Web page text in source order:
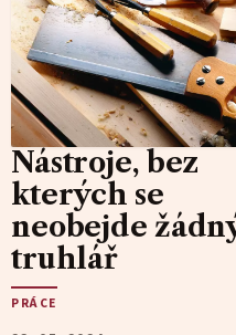
Nástroje, bez
kterých se
neobejde
truhlář
PRÁCE